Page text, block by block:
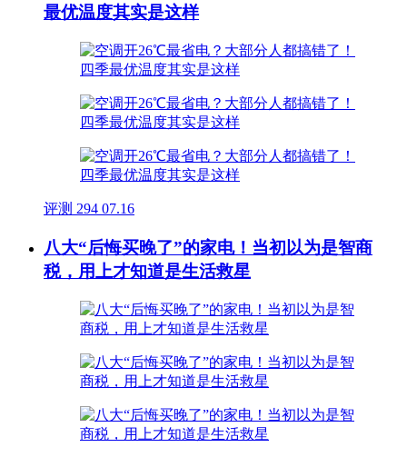
最优温度其实是这样
评测 294 07.16
八大“后悔买晚了”的家电！当初以为是智商
税，用上才知道是生活救星